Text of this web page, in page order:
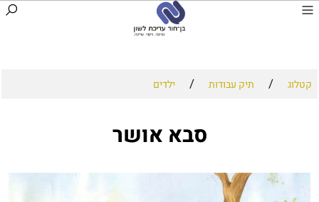
קטלוג / תיק עבודות / ילדים
סבא אושר